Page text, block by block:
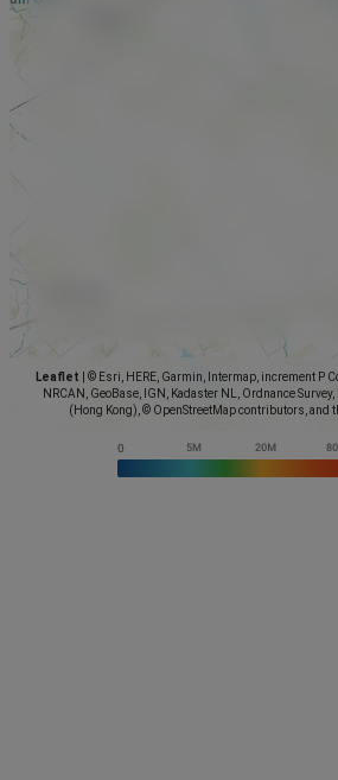
Leaflet
© Esri, HERE, Garmin, Intermap, increment P
NRCAN, GeoBase, IGN, Kadaster NL, Ordnance
(Hong Kong), © OpenStreetMap contributors, and